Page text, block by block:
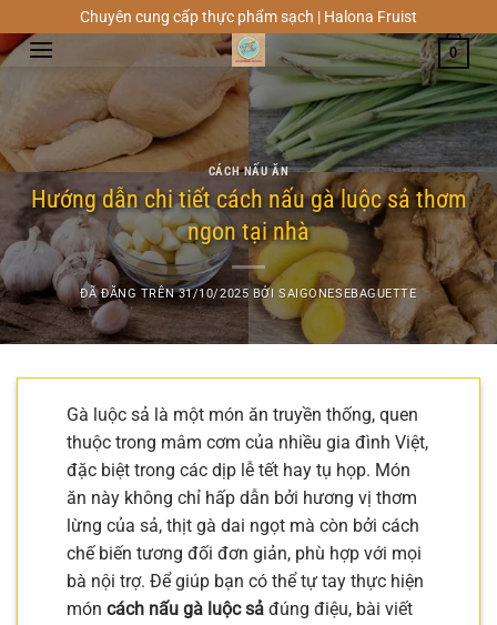
đến
nội
Chuyên cung cấp thực phẩm sạch | Halona Fruist
0
CÁCH NẤU ĂN
Hướng dẫn chi tiết cách nấu gà luộc sả thơm
ngon tại nhà
ĐÃ ĐĂNG TRÊN31/10/2025 BỞISAIGONESEBAGUETTE
Gà luộc sả là một món ăn truyền thống, quen
thuộc trong mâm cơm của nhiều gia đình Việt,
đặc biệt trong các dịp lễ tết hay tụ họp. Món
ăn này không chỉ hấp dẫn bởi hương vị thơm
lừng của sả, thịt gà dai ngọt mà còn bởi cách
chế biến tương đối đơn giản, phù hợp với mọi
bà nội trợ. Để giúp bạn có thể tự tay thực hiện
món cách nấu gà luộc sả đúng điệu, bài viết